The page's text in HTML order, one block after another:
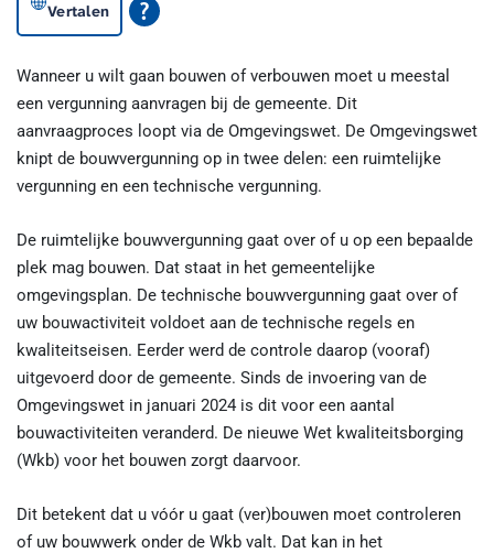
Vertalen
Wanneer u wilt gaan bouwen of verbouwen moet u meestal
een vergunning aanvragen bij de gemeente. Dit
aanvraagproces loopt via de Omgevingswet. De Omgevingswet
knipt de bouwvergunning op in twee delen: een ruimtelijke
vergunning en een technische vergunning.
De ruimtelijke bouwvergunning gaat over of u op een bepaalde
plek mag bouwen. Dat staat in het gemeentelijke
omgevingsplan. De technische bouwvergunning gaat over of
uw bouwactiviteit voldoet aan de technische regels en
kwaliteitseisen. Eerder werd de controle daarop (vooraf)
uitgevoerd door de gemeente. Sinds de invoering van de
Omgevingswet in januari 2024 is dit voor een aantal
bouwactiviteiten veranderd. De nieuwe Wet kwaliteitsborging
(Wkb) voor het bouwen zorgt daarvoor.
Dit betekent dat u vóór u gaat (ver)bouwen moet controleren
of uw bouwwerk onder de Wkb valt. Dat kan in het